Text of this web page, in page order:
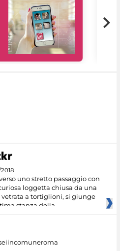
uno stretto passaggio con
loggetta chiusa da una
vetrata a tortiglioni, si giunge
stanza della